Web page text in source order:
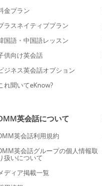
金プラン
ラスネイティブプラン
国語・中国語レッスン
供向け英会話
ジネス英会話オプション
れ聞いてeKnow?
英会話について
英会話利用規約
英会話グループの個人情報取
扱いについて
ディア掲載一覧